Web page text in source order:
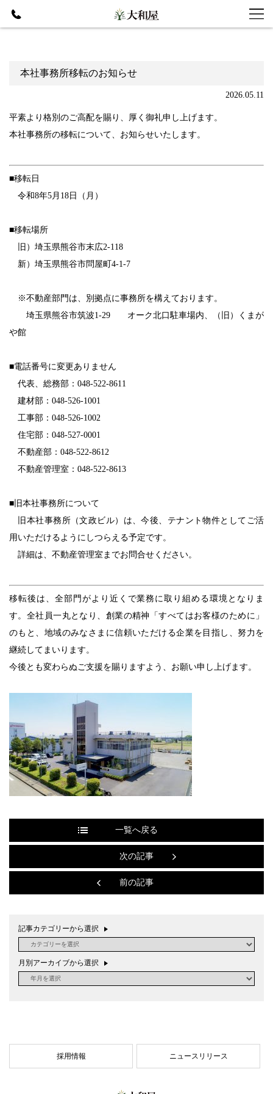
本社事務所移転のお知らせ
2026.05.11
平素より格別のご高配を賜り、厚く御礼申し上げます。
本社事務所の移転について、お知らせいたします。
■移転日
令和8年5月18日（月）
■移転場所
旧）埼玉県熊谷市末広2-118
新）埼玉県熊谷市問屋町4-1-7
※不動産部門は、別拠点に事務所を構えております。
埼玉県熊谷市筑波1-29 オーク北口駐車場内、（旧）くまが
や館
■電話番号に変更ありません
代表、総務部：048-522-8611
建材部：048-526-1001
工事部：048-526-1002
住宅部：048-527-0001
不動産部：048-522-8612
不動産管理室：048-522-8613
■旧本社事務所について
旧本社事務所（文政ビル）は、今後、テナント物件としてご活
用いただけるようにしつらえる予定です。
詳細は、不動産管理室までお問合せください。
移転後は、全部門がより近くで業務に取り組める環境となりま
す。全社員一丸となり、創業の精神「すべてはお客様のために」
のもと、地域のみなさまに信頼いただける企業を目指し、努力を
継続してまいります。
今後とも変わらぬご支援を賜りますよう、お願い申し上げます。
一覧へ戻る
次の記事
前の記事
記事カテゴリーから選択
月別アーカイブから選択
採⽤情報 ニュースリリース